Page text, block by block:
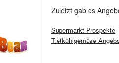
Zuletzt gab es
Supermarkt Prospekte
Tiefkühlgemüse